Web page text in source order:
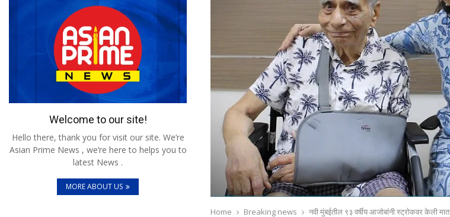
Home Breaking news नवी मुंबईतील ९३ वर्षीय आजोबांनी स्ट्रोकवर केली मात
Welcome to our site!
Hello there, thank you for visit our site. We’re
Asian Prime News , we’re here to helps you to
latest News .
MORE ABOUT US